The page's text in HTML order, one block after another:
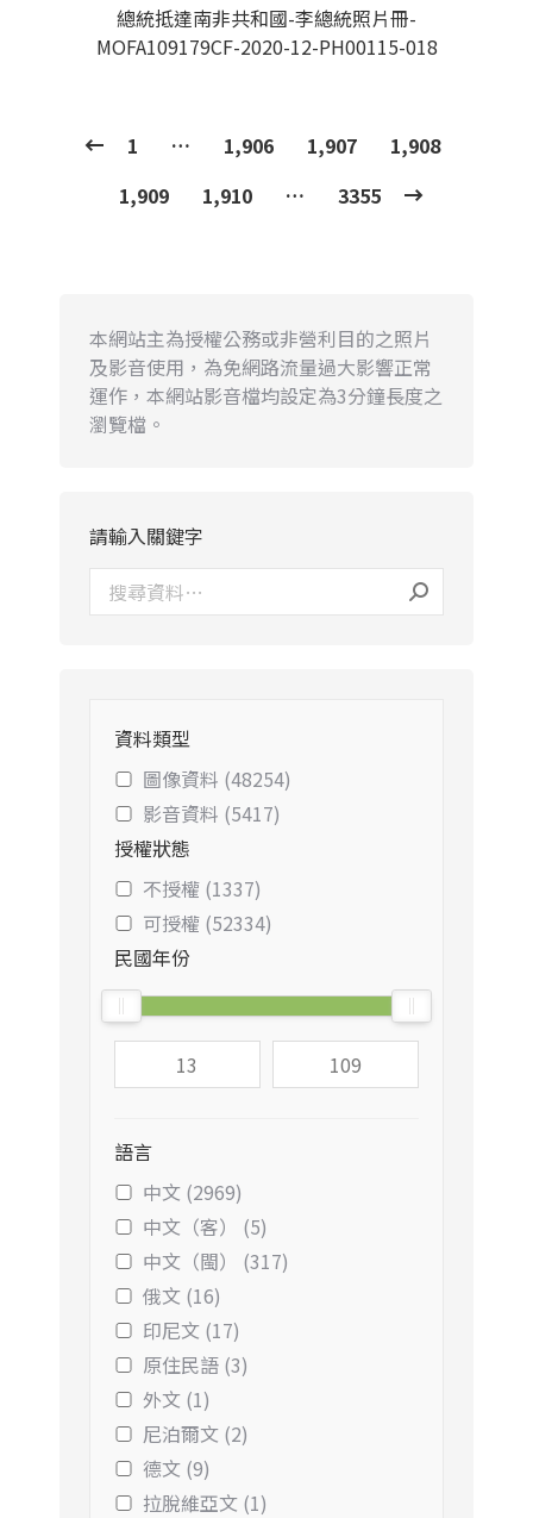
總統抵達南非共和國-李總統照片冊-
MOFA109179CF-2020-12-PH00115-018
1 … 1,906 1,907
1,908
1,909
1,910 … 3355
本網站主為授權公務或非營利目的之照片
及影音使用，為免網路流量過大影響正常
運作，本網站影音檔均設定為3分鐘長度之
瀏覽檔。
請輸入關鍵字
資料類型
圖像資料 (48254)
影音資料 (5417)
授權狀態
不授權 (1337)
可授權 (52334)
民國年份
語言
中文 (2969)
中文（客） (5)
中文（閩） (317)
俄文 (16)
印尼文 (17)
原住民語 (3)
外文 (1)
尼泊爾文 (2)
德文 (9)
拉脫維亞文 (1)